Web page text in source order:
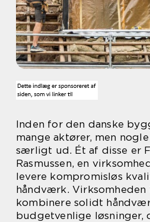
Inden for den danske
mange aktører, men
særligt ud. Ét af disse er
Rasmussen, en
levere kompromisløs
håndværk. Virksomheden
kombinere solidt
budgetvenlige løsninger,